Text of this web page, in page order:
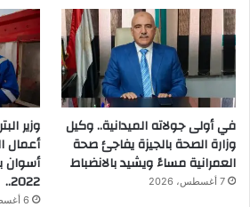
في أولى جولاته الميدانية.. وكيل
وزارة الصحة بالجيزة يفاجئ صحة
العمرانية مساءً ويشيد بالانضباط
7 أغسطس، 2026
وزير
أعمال
أسوان
2022..
6 أغسطس، 2026